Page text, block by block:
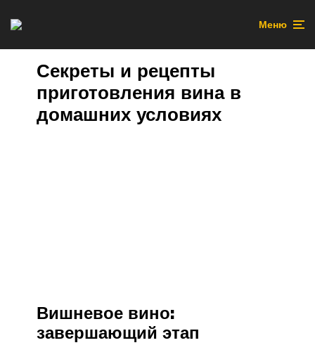
Меню
Секреты и рецепты
приготовления вина в
домашних условиях
Вишневое вино:
завершающий этап